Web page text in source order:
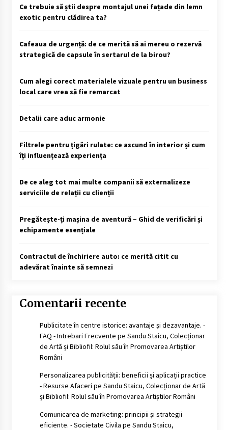
Ce trebuie să știi despre montajul unei fațade din lemn
exotic pentru clădirea ta?
Cafeaua de urgență: de ce merită să ai mereu o rezervă
strategică de capsule în sertarul de la birou?
Cum alegi corect materialele vizuale pentru un business
local care vrea să fie remarcat
Detalii care aduc armonie
Filtrele pentru țigări rulate: ce ascund în interior și cum
îți influențează experiența
De ce aleg tot mai multe companii să externalizeze
serviciile de relații cu clienții
Pregătește-ți mașina de aventură – Ghid de verificări și
echipamente esențiale
Contractul de închiriere auto: ce merită citit cu
adevărat înainte să semnezi
Comentarii recente
Publicitate în centre istorice: avantaje și dezavantaje. -
FAQ - Intrebari Frecvente pe Sandu Staicu, Colecționar
de Artă și Bibliofil: Rolul său în Promovarea Artiștilor
Români
Personalizarea publicității: beneficii și aplicații practice
- Resurse Afaceri pe Sandu Staicu, Colecționar de Artă
și Bibliofil: Rolul său în Promovarea Artiștilor Români
Comunicarea de marketing: principii și strategii
eficiente. - Societate Civila pe Sandu Staicu,